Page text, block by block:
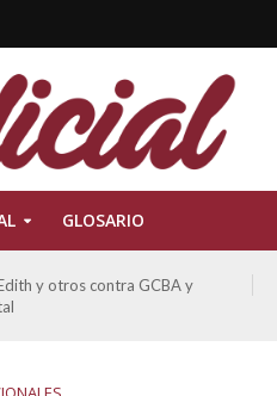
GLOSARIO
y otros contra GCBA y